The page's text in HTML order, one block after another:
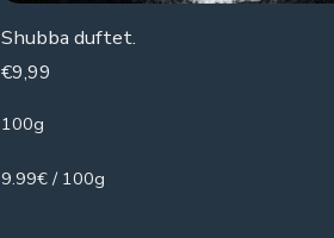
Shubba duftet.
€9,99
100g
9.99€ / 100g